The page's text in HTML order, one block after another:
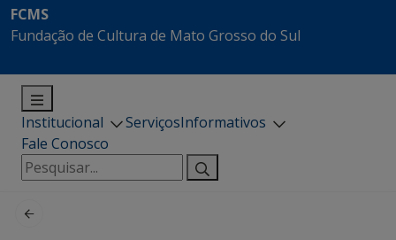
FCMS
Fundação de Cultura de Mato Grosso do Sul
Institucional ServiçosInformativos
Fale Conosco
Pesquisar
por: